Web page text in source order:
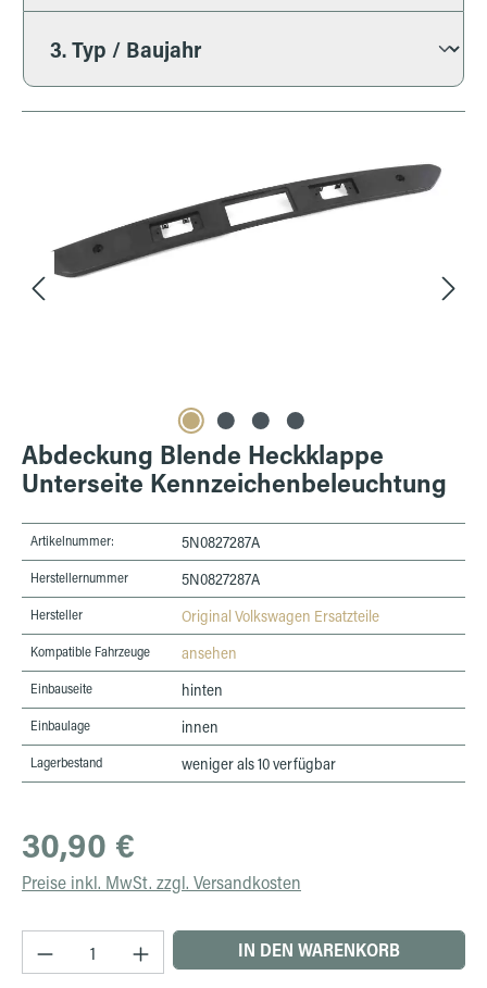
Abdeckung Blende Heckklappe
Unterseite Kennzeichenbeleuchtung
Artikelnummer: 5N0827287A
Herstellernummer 5N0827287A
Hersteller Original Volkswagen Ersatzteile
Kompatible Fahrzeuge ansehen
Einbauseite hinten
Einbaulage innen
Lagerbestand weniger als 10 verfügbar
Regulärer Preis:
30,90 €
Preise inkl. MwSt. zzgl. Versandkosten
Produkt Anzahl: Gib den gewünschten Wert
IN DEN WARENKORB